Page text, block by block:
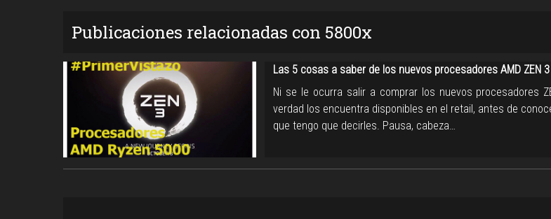
Publicaciones relacionadas con 5800x
Las 5 cosas a saber de los nuevos procesadores AMD ZEN
Ni se le ocurra salir a comprar los nuevos procesadores
verdad los encuentra disponibles en el retail, antes de
que tengo que decirles. Pausa, cabeza…